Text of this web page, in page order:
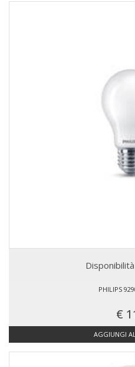
Disponibilità
PHILIPS
€
AGGIUNGI